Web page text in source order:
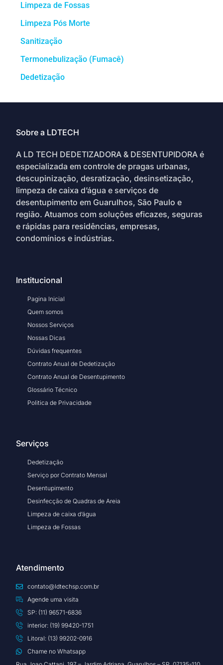
Limpeza de Fossas
Limpeza Pós Morte
Sanitização
Termonebulização (Fumacê)
Dedetização
Sobre a LDTECH
A LD TECH DEDETIZADORA & DESENTUPIDORA é
especializada em controle de pragas urbanas,
descupinização, desratização, desinsetização,
limpeza de caixa d’água e serviços de
desentupimento em Guarulhos, São Paulo e
região. Atuamos com soluções eficazes, seguras
e rápidas para residências, empresas,
condomínios e indústrias.
Institucional
Pagina Inicial
Quem somos
Nossos Serviços
Nossas Dicas
Dúvidas frequentes
Contrato Anual de Dedetização
Contrato Anual de Desentupimento
Glossário Técnico
Politica de Privacidade
Serviços
Dedetização
Serviço por Contrato Mensal
Desentupimento
Desinfecção de Quadras de Areia
Limpeza de caixa d’água
Limpeza de Fossas
Atendimento
contato@ldtechsp.com.br
Agende uma visita
SP: (11) 96571-6836
interior: (19) 99420-1751
Litoral: (13) 99202-0916
Chame no Whatsapp